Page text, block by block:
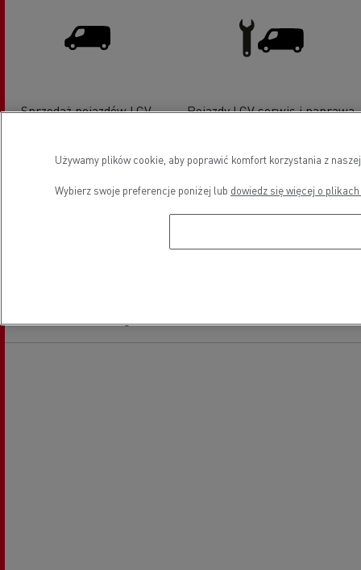
Sprzedaż pojazdów LCV -
Pojazdy LCV serwis i naprawa
Używamy plików cookie, aby poprawić komfort korzystania z
Wybierz swoje preferencje poniżej lub dowiedz się więcej o